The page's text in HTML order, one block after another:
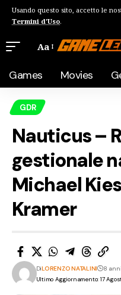
Usando questo sito, accetto le
Termini d'Uso.
Aa
Games Movies
GDR
Nauticus –
gestionale
Michael
Kramer
Ultimo Aggiornamento: 17
DiLORENZO NATALINI 8